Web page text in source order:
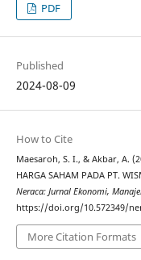
PDF
Published
2024-08-09
How to Cite
Maesaroh, S. I., & Akbar, A.
HARGA SAHAM PADA PT.
Neraca: Jurnal Ekonomi,
https://doi.org/10.572349/
More Citation Formats